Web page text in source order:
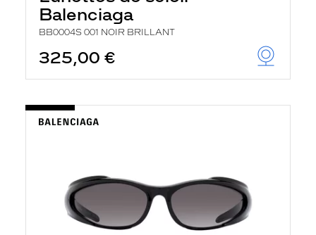
Balenciaga
BB0004S 001 NOIR BRILLANT
325,00 €